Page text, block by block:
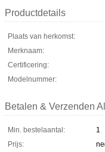
Productdetails
Plaats van herkomst:
Merknaam:
Certificering:
Modelnummer:
Betalen & Verzenden
Min. bestelaantal:
1
Prijs: